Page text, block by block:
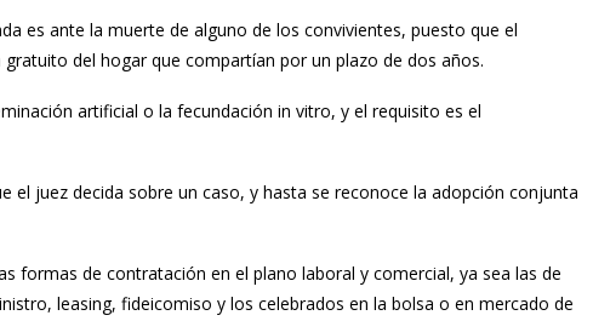
es ante la muerte de alguno de los convivientes, puesto que el
del hogar que compartían por un plazo de dos años.
artificial o la fecundación in vitro, y el requisito es el
el juez decida sobre un caso, y hasta se reconoce la adopción conjunta
formas de contratación en el plano laboral y comercial, ya sea las de
leasing, fideicomiso y los celebrados en la bolsa o en mercado de